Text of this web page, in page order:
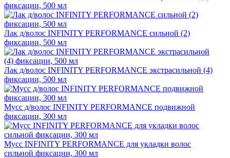
фиксации, 500 мл
Лак д/волос INFINITY PERFORMANCE сильной (2)
фиксации, 500 мл
Лак д/волос INFINITY PERFORMANCE экстрасильной (4)
фиксации, 500 мл
Мусс д/волос INFINITY PERFORMANCE подвижной
фиксации, 300 мл
Мусс INFINITY PERFORMANCE для укладки волос
сильной фиксации, 300 мл